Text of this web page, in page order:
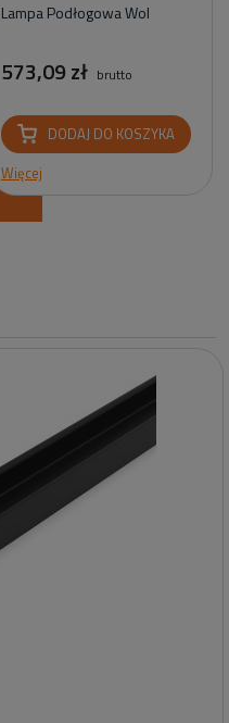
Lampa Podłogowa Wol
573,09 zł brutto
DODAJ DO KOSZYKA
Więcej